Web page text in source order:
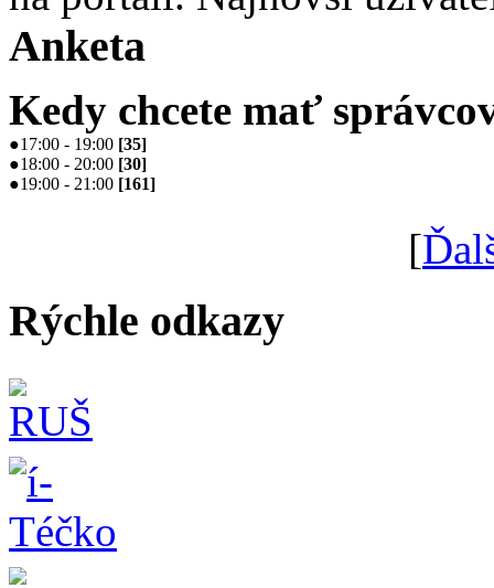
Anketa
Kedy chcete mať
●17:00 - 19:00 [35]
●18:00 - 20:00 [30]
●19:00 - 21:00 [161]
[
Rýchle odkazy